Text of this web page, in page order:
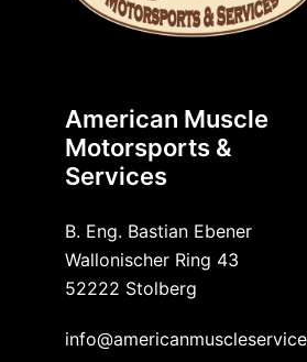
American Muscle
Motorsports &
Services
B. Eng. Bastian Ebener
Wallonischer Ring 43
52222 Stolberg